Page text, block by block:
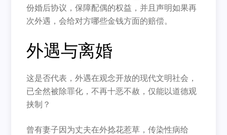
份婚后协议，保障配偶的权益，并且声明如果再
次外遇，会给对方哪些金钱方面的赔偿。
外遇与离婚
这是否代表，外遇在观念开放的现代文明社会，
已全然被除罪化，不再十恶不赦，仅能以道德观
挟制？
曾有妻子因为丈夫在外捻花惹草，传染性病给